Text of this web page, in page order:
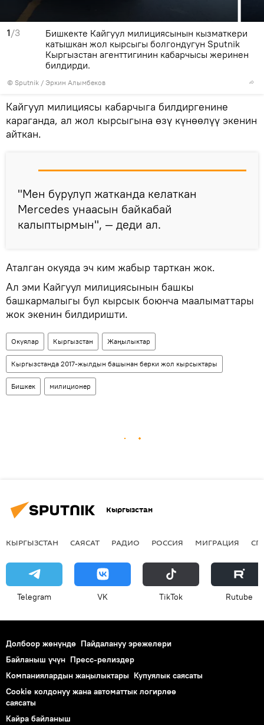
1/3
© Sputnik / Эркин Алымбеков
Бишкекте Кайгуул милициясынын кызматкери
катышкан жол кырсыгы болгондугун Sputnik
Кыргызстан агенттигинин кабарчысы жеринен
билдирди.
Кайгуул милициясы кабарчыга билдиргенине
караганда, ал жол кырсыгына өзү күнөөлүү экенин
айткан.
"Мен бурулуп жатканда келаткан
Mercedes унаасын байкабай
калыптырмын", — деди ал.
Аталган окуяда эч ким жабыр тарткан жок.
Ал эми Кайгуул милициясынын башкы
башкармалыгы бул кырсык боюнча маалыматтары
жок экенин билдиришти.
Окуялар Кыргызстан Жаңылыктар
Кыргызстанда 2017-жылдын башынан берки жол кырсыктары
Бишкек милиционер
Кыргызстан
КЫРГЫЗСТАН САЯСАТ РАДИО РОССИЯ МИГРАЦИЯ
Telegram VK ТikТоk Rutube
Долбоор жөнүндө Пайдалануу эрежелери
Байланыш үчүн Пресс-релиздер
Компаниялардын жаңылыктары Купуялык саясаты
Cookie колдонуу жана автоматтык логирлөө
саясаты
Кайра байланыш